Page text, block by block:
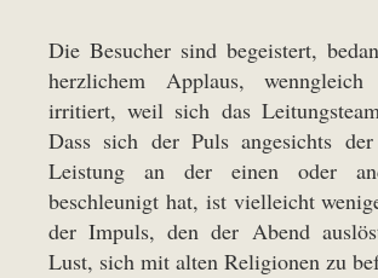
Die Besucher sind begeistert,
herzlichem Applaus,
irritiert, weil sich das
Dass sich der Puls angesichts der
Leistung an der einen oder
beschleunigt hat, ist vielleicht
der Impuls, den der Abend
Lust, sich mit alten Religionen zu